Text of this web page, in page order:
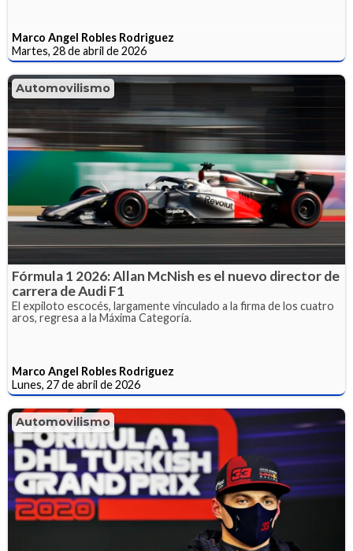
Marco Angel Robles Rodriguez
Martes, 28 de abril de 2026
Automovilismo
Fórmula 1 2026: Allan McNish es el nuevo director de
carrera de Audi F1
El expiloto escocés, largamente vinculado a la firma de los cuatro
aros, regresa a la Máxima Categoría.
Marco Angel Robles Rodriguez
Lunes, 27 de abril de 2026
Automovilismo